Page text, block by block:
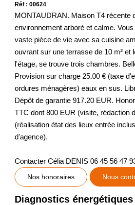
Réf : 00624
MONTAUDRAN. Maison T4 récente
environnement arboré et calme.
vaste pièce de vie avec sa cuisine
ouvrant sur une terrasse de 10 m² et
l'étage, se trouve trois chambres.
Provision sur charge 25.00 € (taxe
ordures ménagères) eaux en sus.
Dépôt de garantie 917.20 EUR.
TTC dont 800 EUR (visite, rédaction
(réalisation état des lieux entrée
d'agence).
Contacter Célia DENIS 06 45 56 47
Nos honoraires Nous
Diagnostics énergétiques